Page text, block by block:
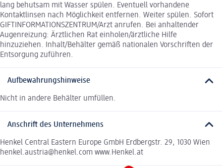
lang behutsam mit Wasser spülen. Eventuell vorhandene
Kontaktlinsen nach Möglichkeit entfernen. Weiter spülen. Sofort
GIFTINFORMATIONSZENTRUM/Arzt anrufen. Bei anhaltender
Augenreizung: Ärztlichen Rat einholen/ärztliche Hilfe
hinzuziehen. Inhalt/Behälter gemäß nationalen Vorschriften der
Entsorgung zuführen.
Aufbewahrungshinweise
Nicht in andere Behälter umfüllen.
Anschrift des Unternehmens
Henkel Central Eastern Europe GmbH Erdbergstr. 29, 1030 Wien
henkel.austria@henkel.com www.Henkel.at